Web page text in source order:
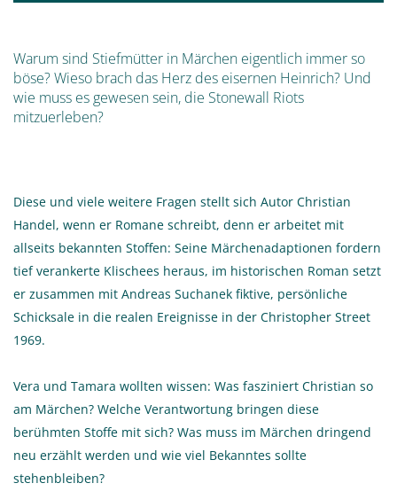
Warum sind Stiefmütter in Märchen eigentlich immer so
böse? Wieso brach das Herz des eisernen Heinrich? Und
wie muss es gewesen sein, die Stonewall Riots
mitzuerleben?
Diese und viele weitere Fragen stellt sich Autor Christian
Handel, wenn er Romane schreibt, denn er arbeitet mit
allseits bekannten Stoffen: Seine Märchenadaptionen fordern
tief verankerte Klischees heraus, im historischen Roman setzt
er zusammen mit Andreas Suchanek fiktive, persönliche
Schicksale in die realen Ereignisse in der Christopher Street
1969.
Vera und Tamara wollten wissen: Was fasziniert Christian so
am Märchen? Welche Verantwortung bringen diese
berühmten Stoffe mit sich? Was muss im Märchen dringend
neu erzählt werden und wie viel Bekanntes sollte
stehenbleiben?